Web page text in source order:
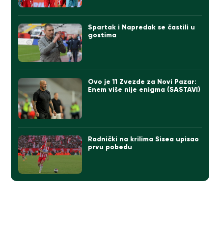
Spartak i Napredak se častili u
gostima
Ovo je 11 Zvezde za Novi Pazar:
Enem više nije enigma (SASTAVI)
Radnički na krilima Sisea upisao
prvu pobedu